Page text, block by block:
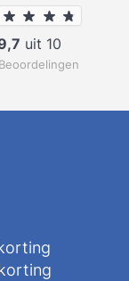
uit 10